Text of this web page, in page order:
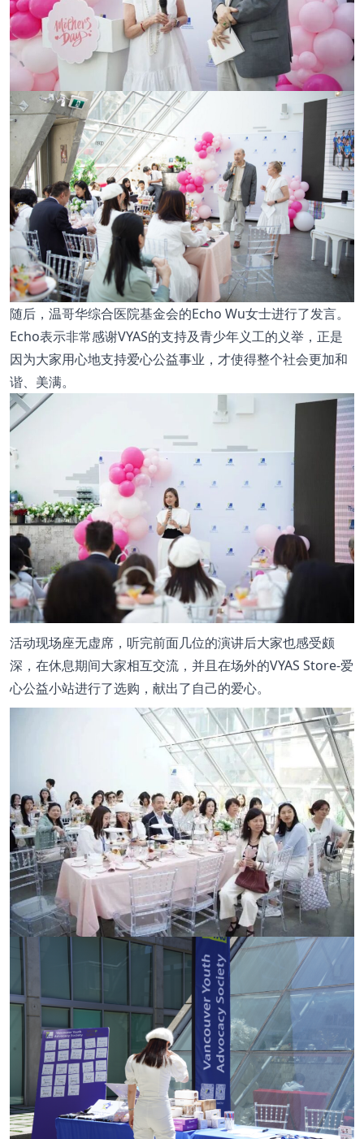
随后，温哥华综合医院基金会的Echo Wu女士进行了发言。
Echo表示非常感谢VYAS的支持及青少年义工的义举，正是
因为大家用心地支持爱心公益事业，才使得整个社会更加和
谐、美满。
活动现场座无虚席，听完前面几位的演讲后大家也感受颇
深，在休息期间大家相互交流，并且在场外的VYAS Store-爱
心公益小站进行了选购，献出了自己的爱心。